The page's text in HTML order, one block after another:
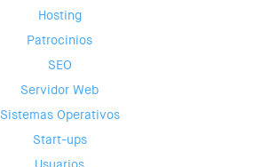
Hosting
Patrocinios
SEO
Servidor Web
Sistemas Operativos
Start-ups